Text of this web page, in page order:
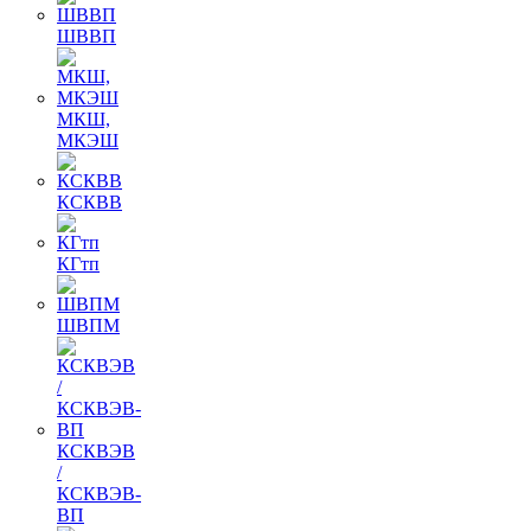
ШВВП
МКШ,
МКЭШ
КСКВВ
КГтп
ШВПМ
КСКВЭВ
/
КСКВЭВ-
ВП